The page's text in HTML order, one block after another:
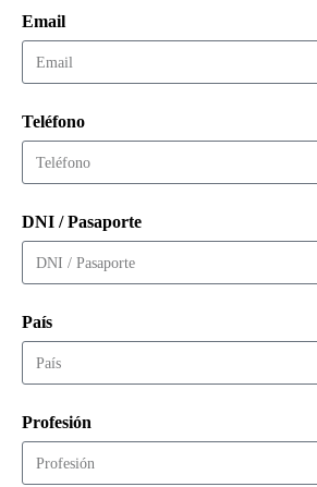
Email
Teléfono
DNI / Pasaporte
País
Profesión